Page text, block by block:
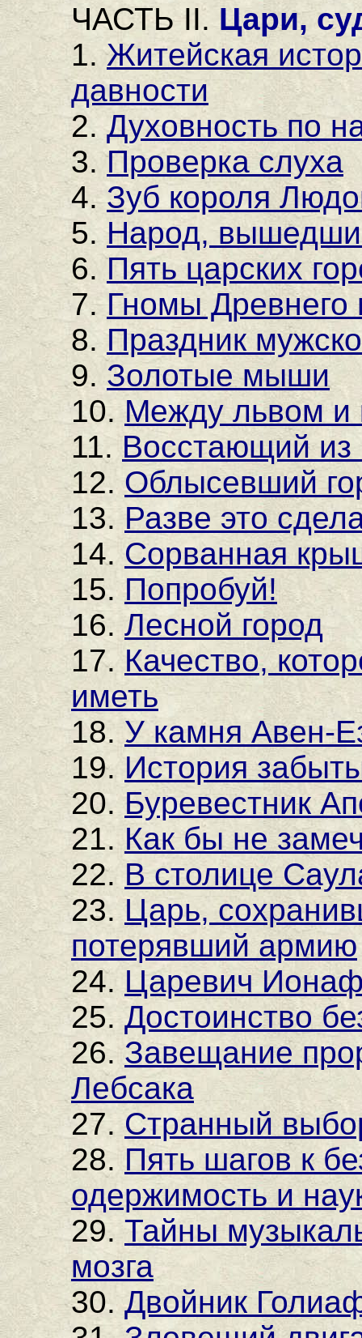
ЧАСТЬ II. Цари,
1.Житейская
давности
2. Духовность по
3.Проверка слуха
4.Зуб короля
5.Народ,
6.Пять царских
7. Гномы Древнего
8.Праздник
9. Золотые мыши
10. Между львом и
11. Восстающий из
12. Облысевший
13. Разве это
14. Сорванная
15.Попробуй!
16. Лесной город
17. Качество,
иметь
18. У камня Авен-
19. История
20.Буревестник
21. Как бы не
22. В столице
23.Царь,
потерявший армию
24. Царевич
25. Достоинство
26. Завещание
Лебсака
27. Странный
28. Пять шагов к
одержимость и
29. Тайны
мозга
30.Двойник